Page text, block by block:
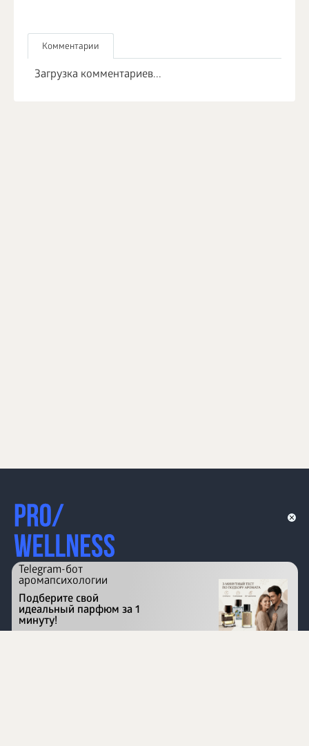
Комментарии
Загрузка комментариев...
Перейти на сайт
Telegram-бот
аромапсихологии
Подберите свой
идеальный парфюм за 1
минуту!